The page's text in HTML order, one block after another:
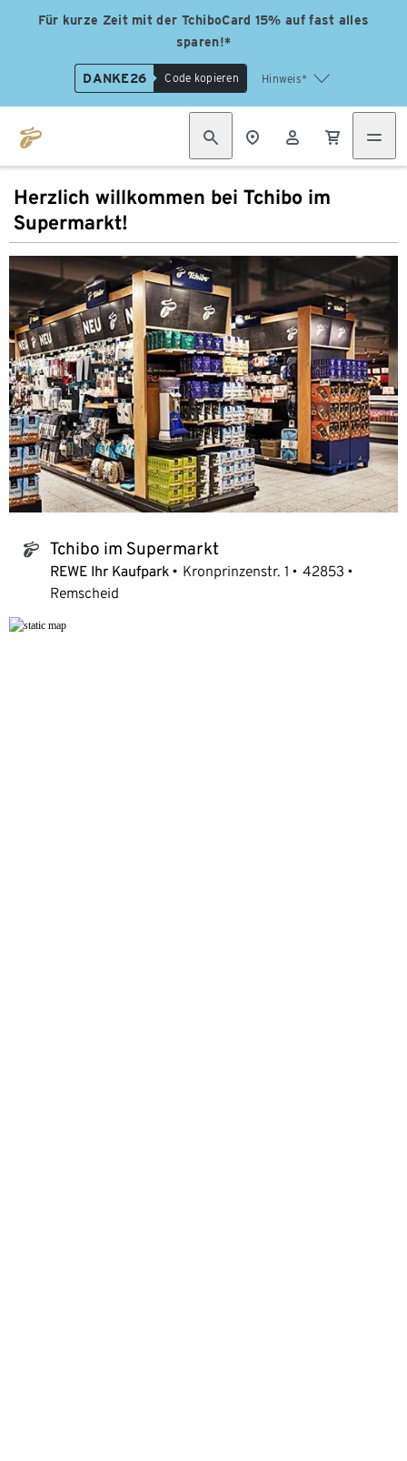
Für kurze Zeit mit der TchiboCard 15% auf fast alles
sparen!*
DANKE26 Code kopieren Hinweis*
Herzlich willkommen bei Tchibo im
Supermarkt!
tchibo_logo Tchibo im Supermarkt
REWE Ihr Kaufpark Kronprinzenstr. 1
42853
Remscheid